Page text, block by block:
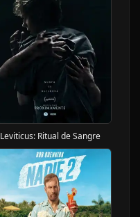
Leviticus: Ritual de Sangre